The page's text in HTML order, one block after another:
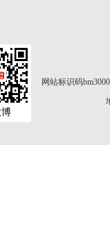
网站标识码